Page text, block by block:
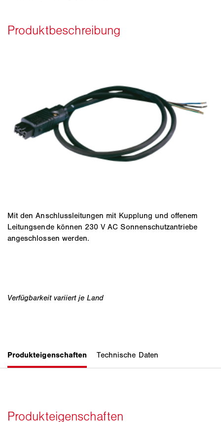
Mit den Anschlussleitungen mit Kupplung und offenem
Leitungsende können 230 V AC Sonnenschutzantriebe
angeschlossen werden.